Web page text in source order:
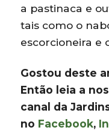
a pastinaca e
tais como o
escorcioneira e
Gostou deste
Então leia a
canal da
no Facebook,